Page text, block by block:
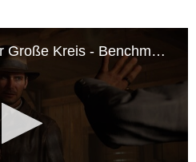
Indiana Jones und der Große Kreis - Benchmarksequenz